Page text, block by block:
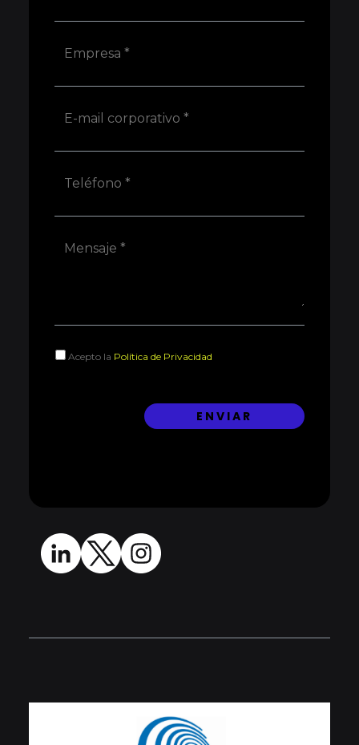
Acepto la Política de Privacidad